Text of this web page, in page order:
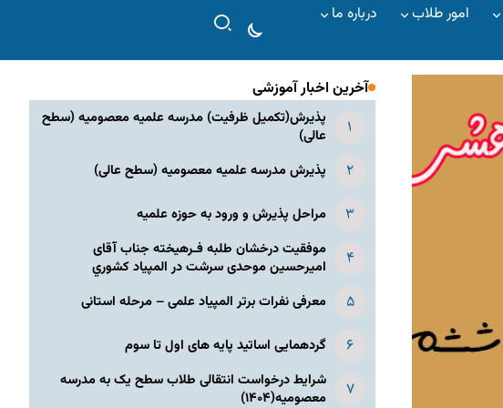
امور طلاب درباره ما
آخرین اخبار آموزشی
پذیرش(تکمیل ظرفیت) مدرسه علمیه معصومیه‌ (سطح
عالی)
پذیرش مدرسه علمیه معصومیه‌ (سطح عالی)
مراحل پذیرش و ورود به حوزه علمیه
موفقیت درخشان طلبه فـرهیخته جناب آقای
امیرحسین موحدی سرشت در المپياد كشوري
معرفی نفرات برتر المپیاد علمی – مرحله استانی
گردهمایی اساتید پایه های اول تا سوم
شرایط درخواست انتقالی طلاب سطح یک به مدرسه
معصومیه(۱۴۰۴)